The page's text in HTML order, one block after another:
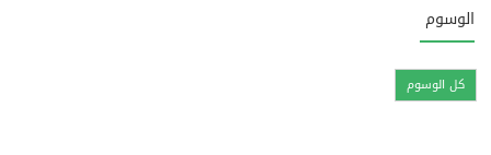
الوسوم
كل الوسوم